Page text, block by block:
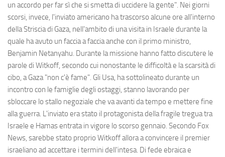
un accordo per far sì che si smetta di uccidere la gente". Nei giorni
scorsi, invece, l'inviato americano ha trascorso alcune ore all'interno
della Striscia di Gaza, nell'ambito di una visita in Israele durante la
quale ha avuto un faccia a faccia anche con il primo ministro,
Benjamin Netanyahu. Durante la missione hanno fatto discutere le
parole di Witkoff, secondo cui nonostante le difficoltà e la scarsità di
cibo, a Gaza "non c'è fame". Gli Usa, ha sottolineato durante un
incontro con le famiglie degli ostaggi, stanno lavorando per
sbloccare lo stallo negoziale che va avanti da tempo e mettere fine
alla guerra. L'inviato era stato il protagonista della fragile tregua tra
Israele e Hamas entrata in vigore lo scorso gennaio. Secondo Fox
News, sarebbe stato proprio Witkoff allora a convincere il premier
israeliano ad accettare i termini dell'intesa. Di fede ebraica e